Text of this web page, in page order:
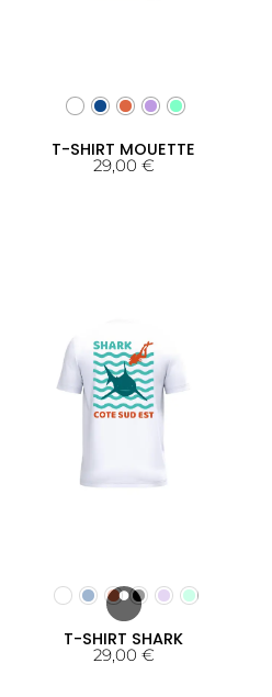
T-SHIRT MOUETTE
29,00 €
T-SHIRT SHARK
29,00 €